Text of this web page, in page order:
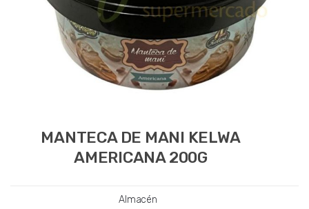
MANTECA DE MANI KELWA
AMERICANA 200G
Almacén